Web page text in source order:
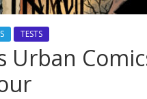
TESTS
Urban